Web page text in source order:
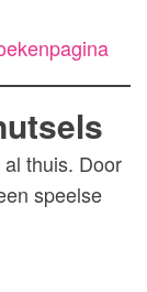
thuis. Door
speelse